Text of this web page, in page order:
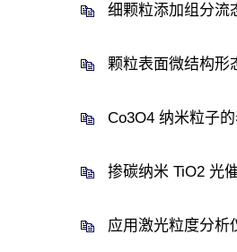
细颗粒添加组分流
颗粒表面微结构形
Co3O4 纳米粒子
掺碳纳米 TiO2 光
应用激光粒度分析